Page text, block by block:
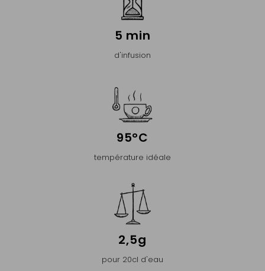
5 min
d'infusion
95°C
température idéale
2,5g
pour 20cl d'eau